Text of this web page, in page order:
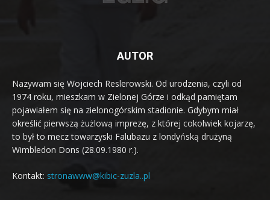
AUTOR
Nazywam się Wojciech Reslerowski. Od urodzenia, czyli od
1974 roku, mieszkam w Zielonej Górze i odkąd pamiętam
pojawiałem się na zielonogórskim stadionie. Gdybym miał
określić pierwszą żużlową imprezę, z której cokolwiek kojarzę,
to był to mecz towarzyski Falubazu z londyńską drużyną
Wimbledon Dons (28.09.1980 r.).
Kontakt: stronawww@kibic-zuzla..pl